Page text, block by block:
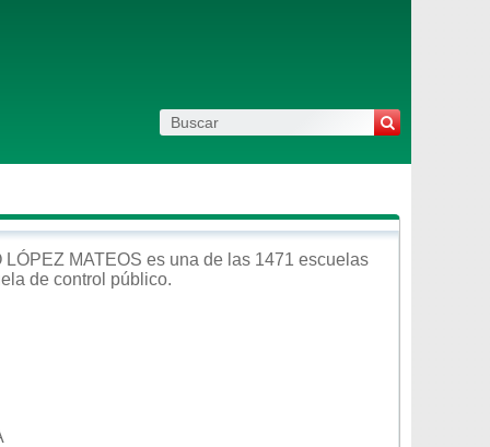
LÓPEZ MATEOS es una de las 1471 escuelas
de control público.